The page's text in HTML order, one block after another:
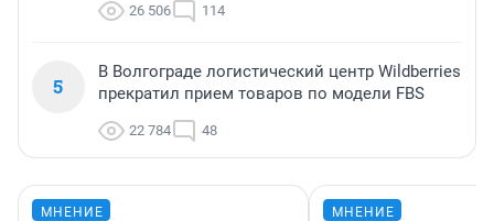
26 506 114
5
В Волгограде логистический центр Wildberries
прекратил прием товаров по модели FBS
22 784 48
МНЕНИЕ МНЕНИЕ